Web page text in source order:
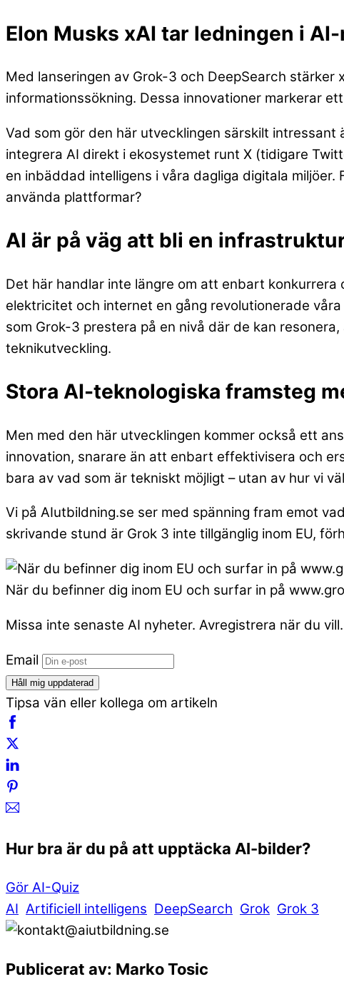
Elon Musks xAI tar ledningen i
Med lanseringen av Grok-3 och DeepSearch
informationssökning. Dessa innovationer markerar
Vad som gör den här utvecklingen särskilt
integrera AI direkt i ekosystemet runt X (tidigare
en inbäddad intelligens i våra dagliga digitala
använda plattformar?
AI är på väg att bli en
Det här handlar inte längre om att enbart
elektricitet och internet en gång revolutionerade
som Grok-3 prestera på en nivå där de kan
teknikutveckling.
Stora AI-teknologiska framsteg
Men med den här utvecklingen kommer också ett
innovation, snarare än att enbart effektivisera och
bara av vad som är tekniskt möjligt – utan av hur vi
Vi på AIutbildning.se ser med spänning fram emot
skrivande stund är Grok 3 inte tillgänglig inom EU,
När du befinner dig inom EU och surfar in på
Missa inte senaste AI nyheter. Avregistrera när du vill.
Email
Håll mig uppdaterad
Tipsa vän eller kollega om artikeln
Hur bra är du på att upptäcka AI-bilder?
Gör AI-Quiz
AI Artificiell intelligens DeepSearch Grok Grok 3
Publicerat av: Marko Tosic